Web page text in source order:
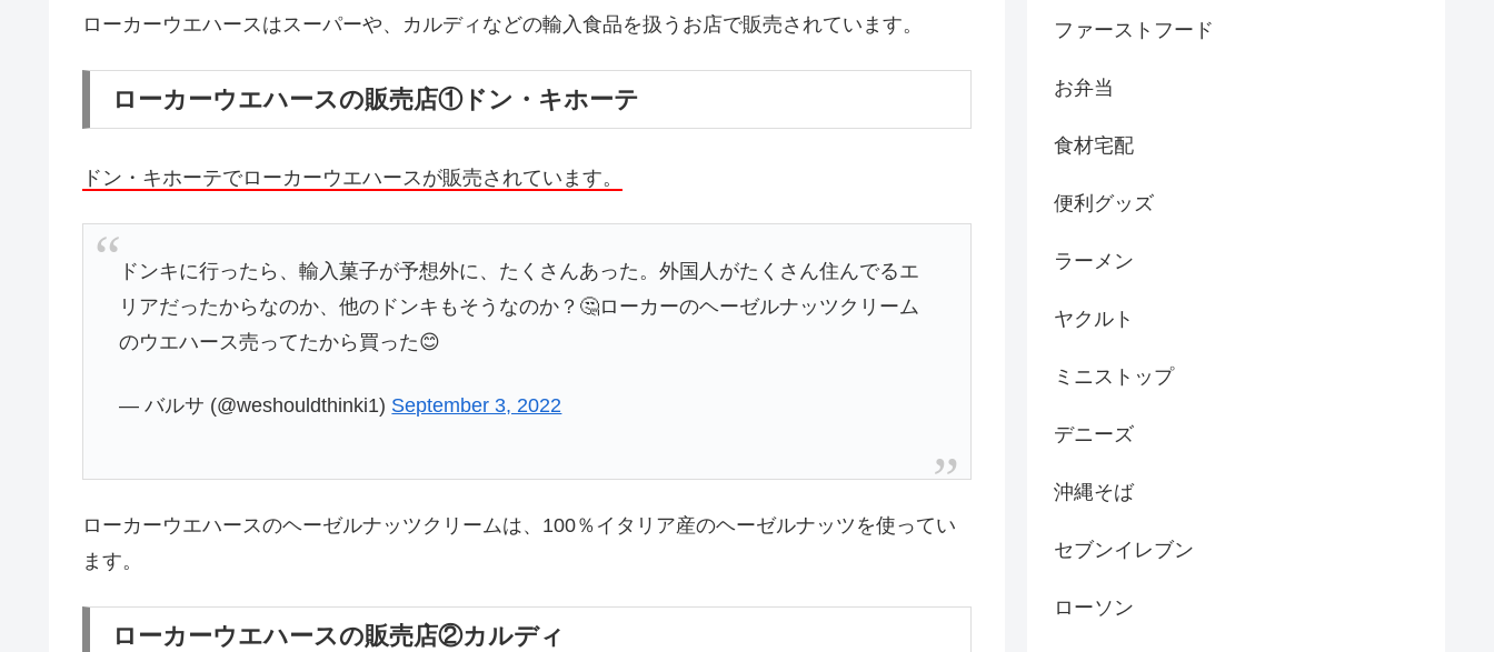
ローカーウエハースはスーパーや、カルディなどの輸入食品を扱うお店で販売されています。
ローカーウエハースの販売店①ドン・キホーテ
ドン・キホーテでローカーウエハースが販売されています。
ドンキに行ったら、輸入菓子が予想外に、たくさんあった。外国人がたくさん住んでるエ
リアだったからなのか、他のドンキもそうなのか？🤔ローカーのヘーゼルナッツクリーム
のウエハース売ってたから買った😊
— バルサ (@weshouldthinki1) September 3, 2022
ローカーウエハースのヘーゼルナッツクリームは、100％イタリア産のヘーゼルナッツを使ってい
ます。
ローカーウエハースの販売店②カルディ
ファーストフード
お弁当
食材宅配
便利グッズ
ラーメン
ヤクルト
ミニストップ
デニーズ
沖縄そば
セブンイレブン
ローソン